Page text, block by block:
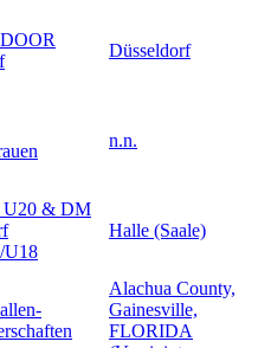
Düsseldorf
n.n.
U20 & DM
U18
Halle (Saale)
Alachua County,
Gainesville,
FLORIDA